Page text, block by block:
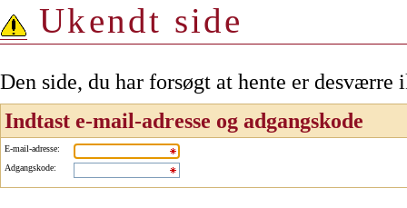
Ukendt side
Den side, du har forsøgt at hente er
Indtast e-mail-adresse og adgangskode
E-mail-adresse:
Adgangskode: